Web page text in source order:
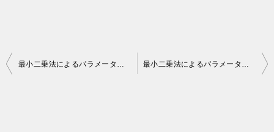
投
最小二乗法によるパラメータ同定奮闘記6 〜サポートベクターマシンの試し〜 最小二乗法によるパラメータ同定奮闘記8〜解析窓（矩形）の調査〜